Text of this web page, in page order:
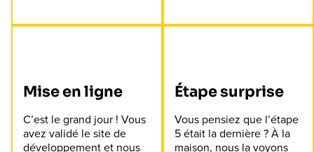
Mise en ligne
C’est le grand jour ! Vous
avez validé le site de
développement et nous
Étape surprise
Vous pensiez que l’étape
5 était la dernière ? À la
maison, nous la voyons